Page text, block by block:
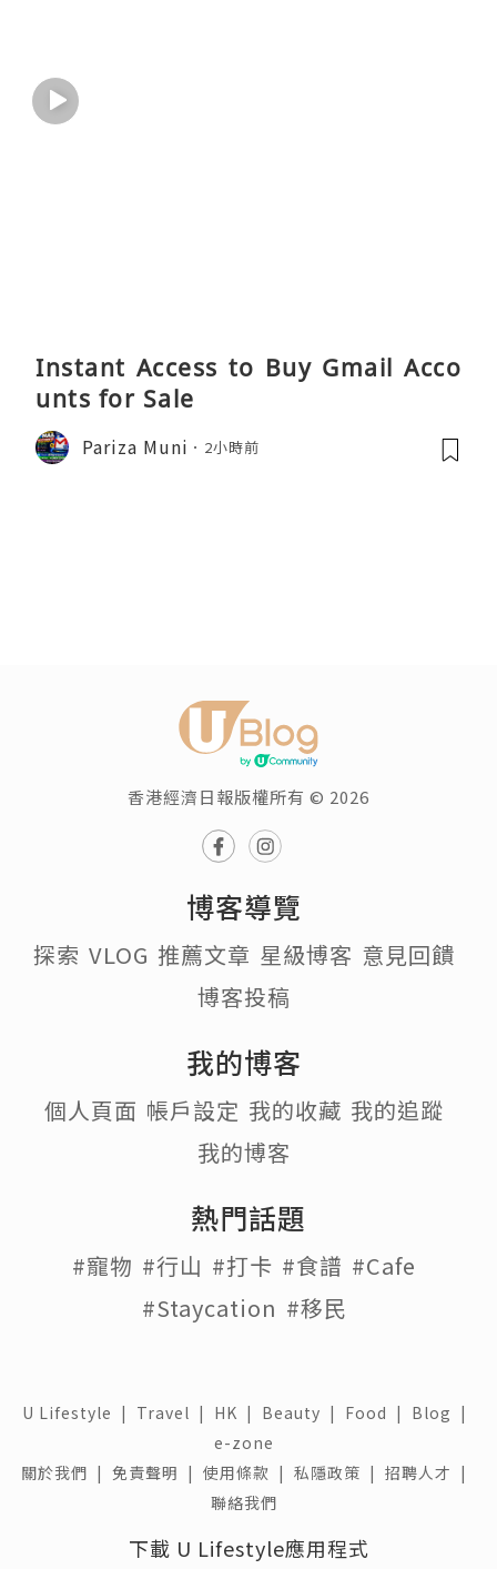
Instant Access to Buy Gmail Acco
unts for Sale
Pariza Muni 2小時前
香港經濟日報版權所有 © 2026
博客導覽
探索 VLOG 推薦文章 星級博客 意見回饋
博客投稿
我的博客
個人頁面 帳戶設定 我的收藏 我的追蹤
我的博客
熱門話題
#寵物 #行山 #打卡 #食譜 #Cafe
#Staycation #移民
U Lifestyle | Travel | HK | Beauty | Food | Blog |
e-zone
關於我們 | 免責聲明 | 使用條款 | 私隱政策 | 招聘人才 |
聯絡我們
下載 U Lifestyle應用程式